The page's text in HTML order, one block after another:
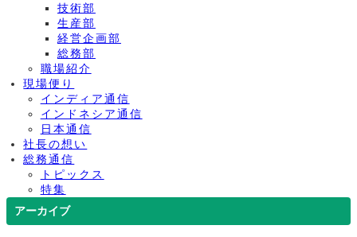
技術部
生産部
経営企画部
総務部
職場紹介
現場便り
インディア通信
インドネシア通信
日本通信
社長の想い
総務通信
トピックス
特集
アーカイブ